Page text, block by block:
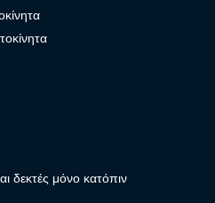
δεκτές μόνο κατόπιν